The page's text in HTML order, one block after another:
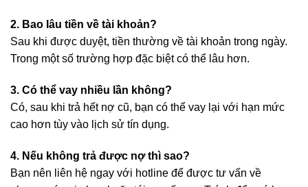
2. Bao lâu tiền về tài khoản?
Sau khi được duyệt, tiền thường về tài khoản trong ngày.
Trong một số trường hợp đặc biệt có thể lâu hơn.
3. Có thể vay nhiều lần không?
Có, sau khi trả hết nợ cũ, bạn có thể vay lại với hạn mức
cao hơn tùy vào lịch sử tín dụng.
4. Nếu không trả được nợ thì sao?
Bạn nên liên hệ ngay với hotline để được tư vấn về